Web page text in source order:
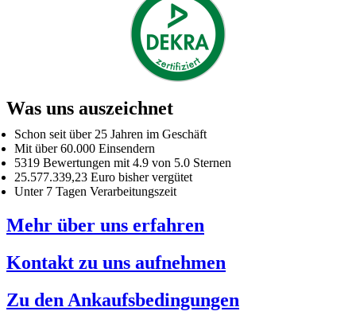
Was uns auszeichnet
Schon seit über 25 Jahren im Geschäft
Mit über 60.000 Einsendern
5319 Bewertungen mit 4.9 von 5.0 Sternen
25.577.339,23 Euro bisher vergütet
Unter 7 Tagen Verarbeitungszeit
Mehr über uns erfahren
Kontakt zu uns aufnehmen
Zu den Ankaufsbedingungen